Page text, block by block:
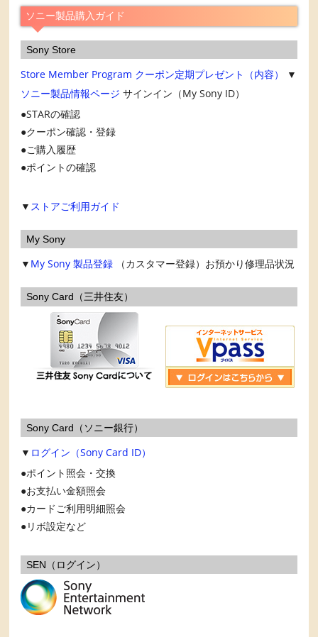
ブ
ソニー製品購入ガイド
Sony Store
Store Member Program クーポン定期プレゼント（内容）
▼
ソニー製品情報ページ サインイン（My Sony ID）
STARの確認
クーポン確認・登録
ご購入履歴
ポイントの確認
▼ ストアご利用ガイド
My Sony
▼ My Sony 製品登録 （カスタマー登録）お預かり修理品状況
Sony Card（三井住友）
Sony Card（ソニー銀行）
▼ ログイン（Sony Card ID）
ポイント照会・交換
お支払い金額照会
カードご利用明細照会
リボ設定など
SEN（ログイン）